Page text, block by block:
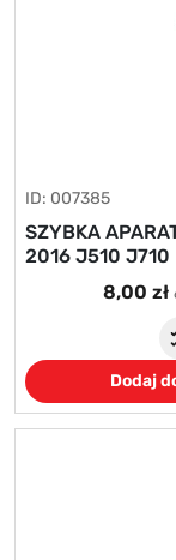
ID: 007385
SZYBKA
2016 J510 J710
8,00 zł
Dodaj